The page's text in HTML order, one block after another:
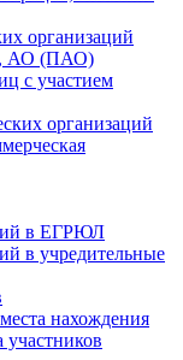
организаций
АО (ПАО)
с участием
организаций
в ЕГРЮЛ
в учредительные
нахождения
участников